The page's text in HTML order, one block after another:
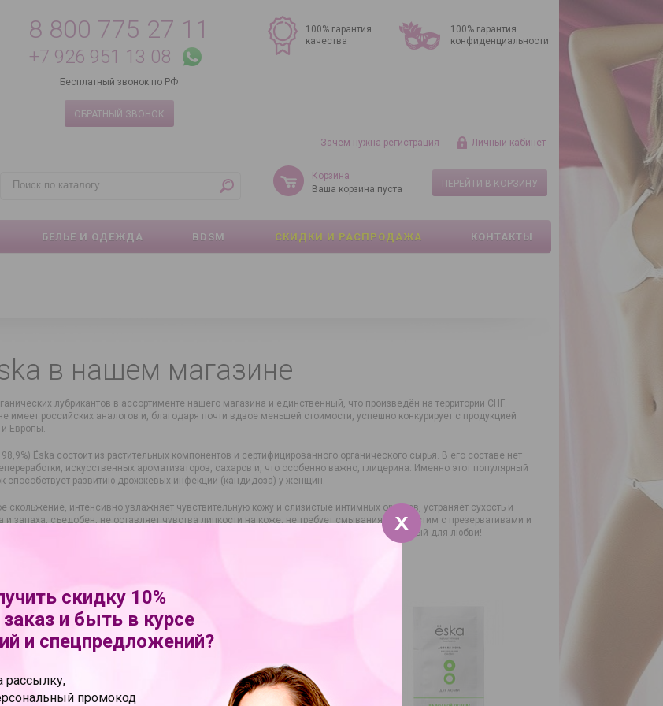
8 800 775 27 11
+7 926 951 13 08
Бесплатный звонок по РФ
ОБРАТНЫЙ ЗВОНОК
100% гарантия
качества
100% гарантия
конфиденциальности
Зачем нужна регистрация Личный кабинет
Корзина
Ваша корзина пуста
ПЕРЕЙТИ В КОРЗИНУ
БЕЛЬЕ И ОДЕЖДА BDSM СКИДКИ И РАСПРОДАЖА КОНТАКТЫ
в нашем магазине
лубрикантов в ассортименте нашего магазина и единственный, что произведён на территории СНГ.
имеет российских аналогов и, благодаря почти вдвое меньшей стоимости, успешно конкурирует с продукцией
Европы.
Ёska состоит из растительных компонентов и сертифицированного органического сырья. В его составе нет
искусственных ароматизаторов, сахаров и, что особенно важно, глицерина. Именно этот популярный
способствует развитию дрожжевых инфекций (кандидоза) у женщин.
скольжение, интенсивно увлажняет чувствительную кожу и слизистые интимных органов, устраняет сухость и
и запаха, съедобен, не оставляет чувства липкости на коже, не требует смывания, совместим с презервативами и
ежедневного использования и всех видов секса. Ёska – интимный лубрикант, созданный для любви!
скидку 10%
и быть в курсе
и спецпредложений?
рассылку,
промокод